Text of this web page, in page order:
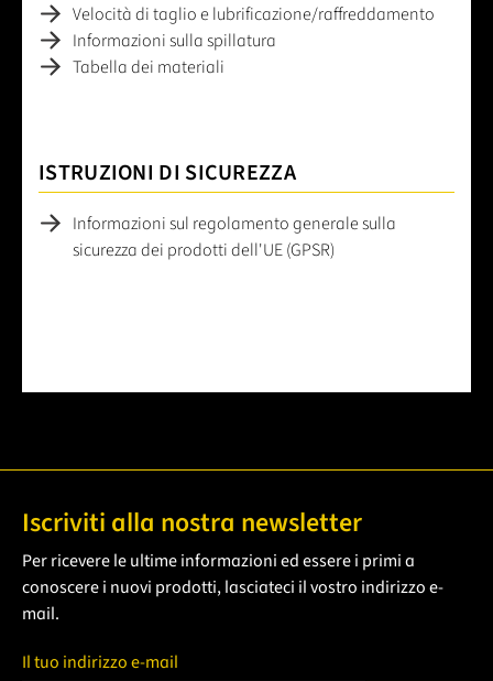
Velocità di taglio e lubrificazione/raffreddamento
Informazioni sulla spillatura
Tabella dei materiali
ISTRUZIONI DI SICUREZZA
Informazioni sul regolamento generale sulla
sicurezza dei prodotti dell'UE (GPSR)
Iscriviti alla nostra newsletter
Per ricevere le ultime informazioni ed essere i primi a
conoscere i nuovi prodotti, lasciateci il vostro indirizzo e-
mail.
Il tuo indirizzo e-mail